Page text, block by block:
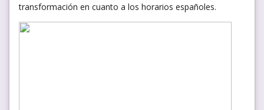
transformación en cuanto a los horarios españoles.